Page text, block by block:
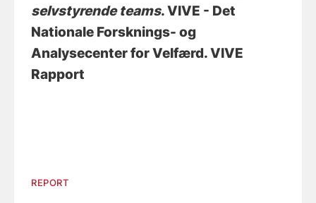
selvstyrende teams. VIVE - Det
Nationale Forsknings- og
Analysecenter for Velfærd. VIVE
Rapport
REPORT